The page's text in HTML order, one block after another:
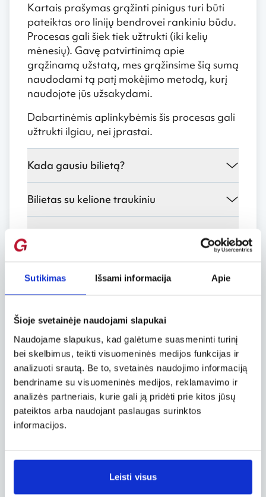
Sutikimas Išsami informacija Apie
Šioje svetainėje naudojami slapukai
Naudojame slapukus, kad galėtume suasmeninti turinį
bei skelbimus, teikti visuomeninės medijos funkcijas ir
analizuoti srautą. Be to, svetainės naudojimo informaciją
bendriname su visuomeninės medijos, reklamavimo ir
analizės partneriais, kurie gali ją pridėti prie kitos jūsų
pateiktos arba naudojant paslaugas surinktos
informacijos.
Leisti visus
Kartais prašymas grąžinti pinigus turi būti
pateiktas oro linijų bendrovei rankiniu būdu.
Procesas gali šiek tiek užtrukti (iki kelių
mėnesių). Gavę patvirtinimą apie
grąžinamą užstatą, mes grąžinsime šią sumą
naudodami tą patį mokėjimo metodą, kurį
naudojote jūs užsakydami.
Dabartinėmis aplinkybėmis šis procesas gali
užtrukti ilgiau, nei įprastai.
Kada gausiu bilietą?
Bilietas su kelione traukiniu
Negavau bilieto
Kokia informacija yra nurodyta biliete?
Mano biliete neteisingai nurodytas
vardas.
Jūsų biliete nėra tarpų tarp žodžių
Kokios lankstaus bilieto sąlygos?